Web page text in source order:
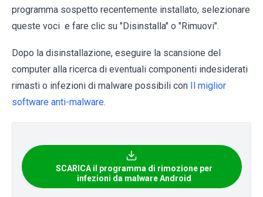
programma sospetto recentemente installato, selezionare
queste voci e fare clic su "Disinstalla" o "Rimuovi".
Dopo la disinstallazione, eseguire la scansione del
computer alla ricerca di eventuali componenti indesiderati
rimasti o infezioni di malware possibili con Il miglior
software anti-malware.
SCARICA il programma di rimozione per
infezioni da malware Android